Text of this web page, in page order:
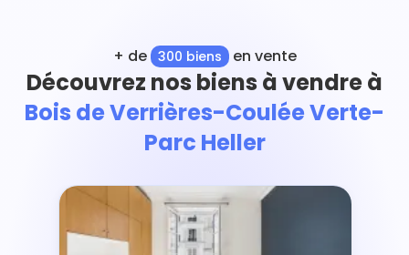
+ de 300 biens en vente
Découvrez nos biens à vendre à
Bois de Verrières-Coulée Verte-
Parc Heller